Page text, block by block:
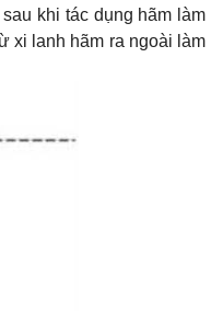
khi tác dụng hãm làm
xi lanh hãm ra ngoài làm